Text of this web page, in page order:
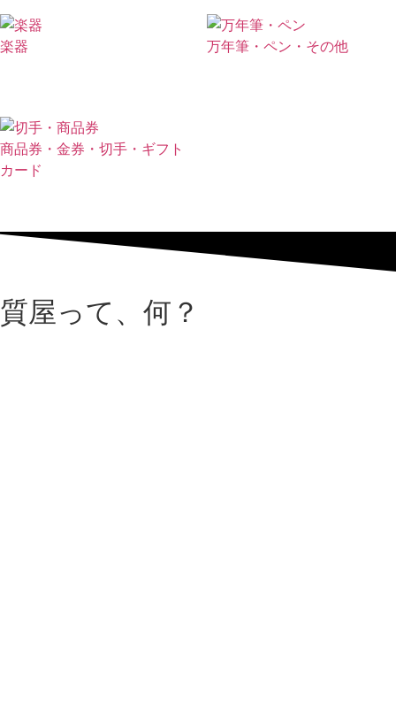
楽器 万年筆・ペン・その他
商品券・金券・切手・ギフト
カード
質屋って、何？